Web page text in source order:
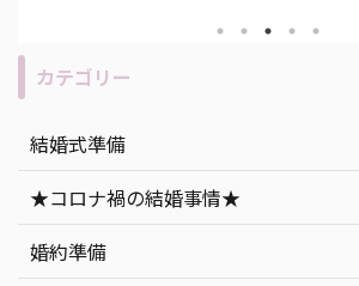
人と
の
でき
は
』
いき
わりありません。 今回は、ナ
ディングのメリット・デメリ
トウエディングを徹底解説し
次 「ナイトウエディング」っ
イトウエディングのメリット
ット ナイトウエディングの式
気をつけたいポイン ...
カテゴリー
結婚式準備
★コロナ禍の結婚事情★
婚約準備